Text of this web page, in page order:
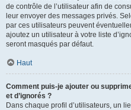
de contrôle de l’utilisateur afin de
leur envoyer des messages privés.
par ces utilisateurs peuvent
ajoutez un utilisateur à votre liste
seront masqués par défaut.
Haut
Comment puis-je ajouter ou
et d’ignorés ?
Dans chaque profil d’utilisateurs, un